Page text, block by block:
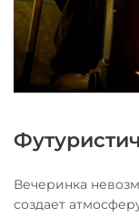
Вечеринка
создает